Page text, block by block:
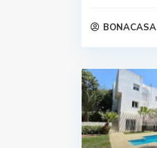
BONACASA